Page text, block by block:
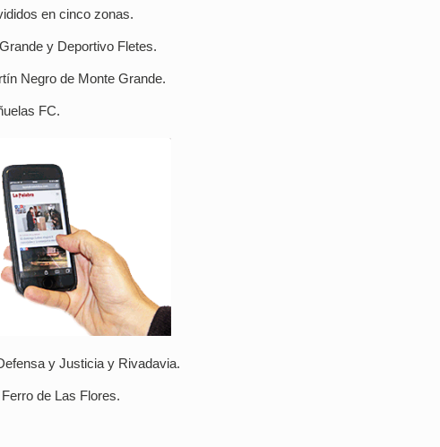
en cinco zonas.
y Deportivo Fletes.
Negro de Monte Grande.
FC.
y Justicia y Rivadavia.
de Las Flores.